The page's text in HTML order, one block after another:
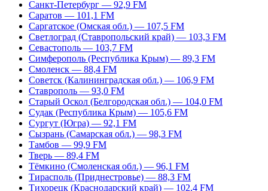
Санкт-Петербург — 92,9 FM
Саратов — 101,1 FM
Саргатское (Омская обл.) — 107,5 FM
Светлоград (Ставропольский край) — 103,3 FM
Севастополь — 103,7 FM
Симферополь (Республика Крым) — 89,3 FM
Смоленск — 88,4 FM
Советск (Калининградская обл.) — 106,9 FM
Ставрополь — 93,0 FM
Старый Оскол (Белгородская обл.) — 104,0 FM
Судак (Республика Крым) — 105,6 FM
Сургут (Югра) — 92,1 FM
Сызрань (Самарская обл.) — 98,3 FM
Тамбов — 99,9 FM
Тверь — 89,4 FM
Тёмкино (Смоленская обл.) — 96,1 FM
Тирасполь (Приднестровье) — 88,3 FM
Тихорецк (Краснодарский край) — 102,4 FM